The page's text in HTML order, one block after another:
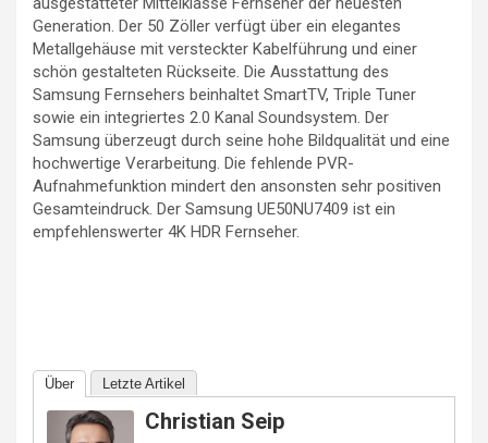
Generation. Der 50 Zöller verfügt über ein elegantes
Metallgehäuse mit versteckter Kabelführung und einer
schön gestalteten Rückseite. Die Ausstattung des
Samsung Fernsehers beinhaltet SmartTV, Triple Tuner
sowie ein integriertes 2.0 Kanal Soundsystem. Der
Samsung überzeugt durch seine hohe Bildqualität und eine
hochwertige Verarbeitung. Die fehlende PVR-
Aufnahmefunktion mindert den ansonsten sehr positiven
Gesamteindruck. Der Samsung UE50NU7409 ist ein
empfehlenswerter 4K HDR Fernseher.
Über Letzte Artikel
Christian Seip